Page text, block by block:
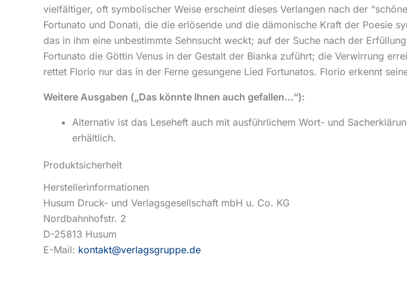
vielfältiger, oft symbolischer Weise erscheint dieses Verlangen nach der
Fortunato und Donati, die die erlösende und die dämonische Kraft der Poesie
das in ihm eine unbestimmte Sehnsucht weckt; auf der Suche nach der
Fortunato die Göttin Venus in der Gestalt der Bianka zuführt; die Verwirrung
rettet Florio nur das in der Ferne gesungene Lied Fortunatos. Florio erkennt
Weitere Ausgaben („Das könnte Ihnen auch gefallen…“):
Alternativ ist das Leseheft auch mit ausführlichem Wort- und
erhältlich.
Produktsicherheit
Herstellerinformationen
Husum Druck- und Verlagsgesellschaft mbH u. Co. KG
Nordbahnhofstr. 2
D-25813 Husum
E-Mail: kontakt@verlagsgruppe.de